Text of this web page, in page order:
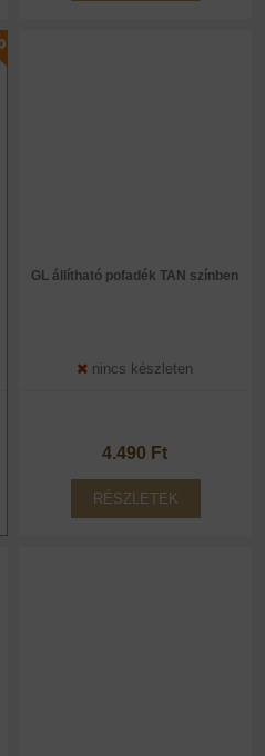
GL állítható pofadék TAN színben
nincs készleten
4.490 Ft
RÉSZLETEK